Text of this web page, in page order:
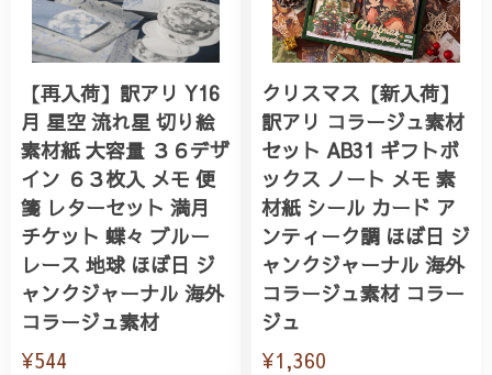
【再入荷】訳アリ Y16
月 星空 流れ星 切り絵
素材紙 大容量 ３６デザ
イン ６３枚入 メモ 便
箋 レターセット 満月
チケット 蝶々 ブルー
レース 地球 ほぼ日 ジ
ャンクジャーナル 海外
コラージュ素材
¥544
クリスマス【新入荷】
訳アリ コラージュ素材
セット AB31 ギフトボ
ックス ノート メモ 素
材紙 シール カード ア
ンティーク調 ほぼ日 ジ
ャンクジャーナル 海外
コラージュ素材 コラー
ジュ
¥1,360